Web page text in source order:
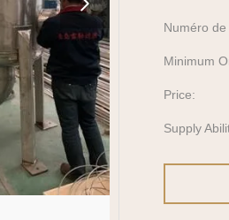
Numéro
Minimum
Price:
Supply